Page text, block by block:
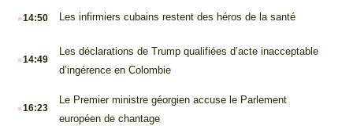
.14:50 Les infirmiers cubains restent des héros de la santé
.14:49
Les déclarations de Trump qualifiées d’acte inacceptable
d’ingérence en Colombie
.16:23
Le Premier ministre géorgien accuse le Parlement
européen de chantage